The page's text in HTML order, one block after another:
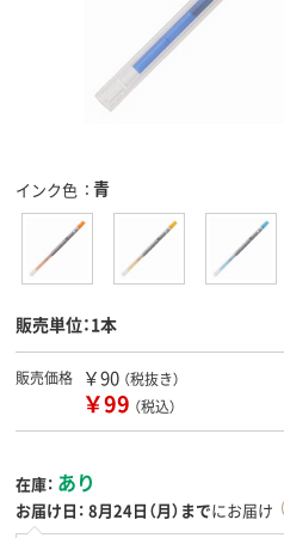
インク色 青
販売単位：1本
販売価格 ￥90 （税抜き）
￥99 （税込）
在庫： あり
お届け日： 8月24日（月）までにお届け